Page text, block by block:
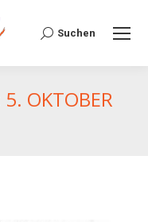
Suchen:
Suchen
5. OKTOBER